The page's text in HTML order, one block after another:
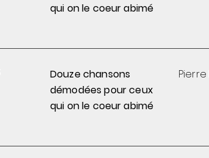
qui on le coeur abimé
Douze chansons
démodées pourceux
qui on le coeur abimé
Pierre